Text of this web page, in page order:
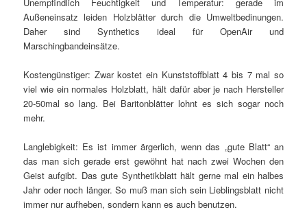
Außeneinsatz leiden Holzblätter durch die Umweltbedinungen.
Daher sind Synthetics ideal für OpenAir und
Marschingbandeinsätze.
Kostengünstiger: Zwar kostet ein Kunststoffblatt 4 bis 7 mal so
viel wie ein normales Holzblatt, hält dafür aber je nach Hersteller
20-50mal so lang. Bei Baritonblätter lohnt es sich sogar noch
mehr.
Langlebigkeit: Es ist immer ärgerlich, wenn das „gute Blatt“ an
das man sich gerade erst gewöhnt hat nach zwei Wochen den
Geist aufgibt. Das gute Synthetikblatt hält gerne mal ein halbes
Jahr oder noch länger. So muß man sich sein Lieblingsblatt nicht
immer nur aufheben, sondern kann es auch benutzen.